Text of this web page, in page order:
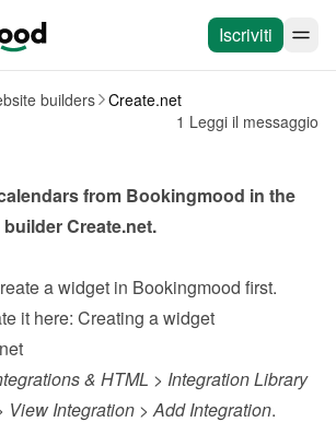
Iscriviti
builders Create.net
1 Leggi il messaggio
from Bookingmood in the
builder Create.net.
a widget in Bookingmood first.
it here: Creating a widget
& HTML > Integration Library
View Integration > Add Integration.